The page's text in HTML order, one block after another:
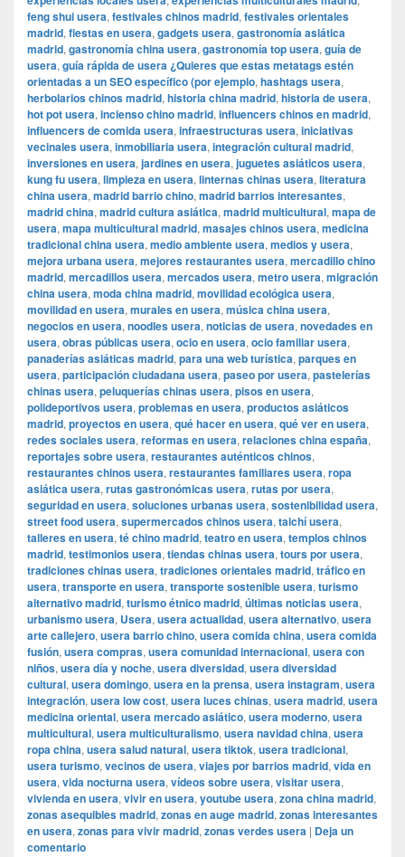
feng shui usera, festivales chinos madrid, festivales orientales
madrid, fiestas en usera, gadgets usera, gastronomía asiática
madrid, gastronomía china usera, gastronomía top usera, guía de
usera, guía rápida de usera ¿Quieres que estas metatags estén
orientadas a un SEO específico (por ejemplo, hashtags usera,
herbolarios chinos madrid, historia china madrid, historia de usera,
hot pot usera, incienso chino madrid, influencers chinos en madrid,
influencers de comida usera, infraestructuras usera, iniciativas
vecinales usera, inmobiliaria usera, integración cultural madrid,
inversiones en usera, jardines en usera, juguetes asiáticos usera,
kung fu usera, limpieza en usera, linternas chinas usera, literatura
china usera, madrid barrio chino, madrid barrios interesantes,
madrid china, madrid cultura asiática, madrid multicultural, mapa de
usera, mapa multicultural madrid, masajes chinos usera, medicina
tradicional china usera, medio ambiente usera, medios y usera,
mejora urbana usera, mejores restaurantes usera, mercadillo chino
madrid, mercadillos usera, mercados usera, metro usera, migración
china usera, moda china madrid, movilidad ecológica usera,
movilidad en usera, murales en usera, música china usera,
negocios en usera, noodles usera, noticias de usera, novedades en
usera, obras públicas usera, ocio en usera, ocio familiar usera,
panaderías asiáticas madrid, para una web turística, parques en
usera, participación ciudadana usera, paseo por usera, pastelerías
chinas usera, peluquerías chinas usera, pisos en usera,
polideportivos usera, problemas en usera, productos asiáticos
madrid, proyectos en usera, qué hacer en usera, qué ver en usera,
redes sociales usera, reformas en usera, relaciones china españa,
reportajes sobre usera, restaurantes auténticos chinos,
restaurantes chinos usera, restaurantes familiares usera, ropa
asiática usera, rutas gastronómicas usera, rutas por usera,
seguridad en usera, soluciones urbanas usera, sostenibilidad usera,
street food usera, supermercados chinos usera, taichí usera,
talleres en usera, té chino madrid, teatro en usera, templos chinos
madrid, testimonios usera, tiendas chinas usera, tours por usera,
tradiciones chinas usera, tradiciones orientales madrid, tráfico en
usera, transporte en usera, transporte sostenible usera, turismo
alternativo madrid, turismo étnico madrid, últimas noticias usera,
urbanismo usera, Usera, usera actualidad, usera alternativo, usera
arte callejero, usera barrio chino, usera comida china, usera comida
fusión, usera compras, usera comunidad internacional, usera con
niños, usera día y noche, usera diversidad, usera diversidad
cultural, usera domingo, usera en la prensa, usera instagram, usera
integración, usera low cost, usera luces chinas, usera madrid, usera
medicina oriental, usera mercado asiático, usera moderno, usera
multicultural, usera multiculturalismo, usera navidad china, usera
ropa china, usera salud natural, usera tiktok, usera tradicional,
usera turismo, vecinos de usera, viajes por barrios madrid, vida en
usera, vida nocturna usera, vídeos sobre usera, visitar usera,
vivienda en usera, vivir en usera, youtube usera, zona china madrid,
zonas asequibles madrid, zonas en auge madrid, zonas interesantes
en usera, zonas para vivir madrid, zonas verdes usera | Deja un
comentario